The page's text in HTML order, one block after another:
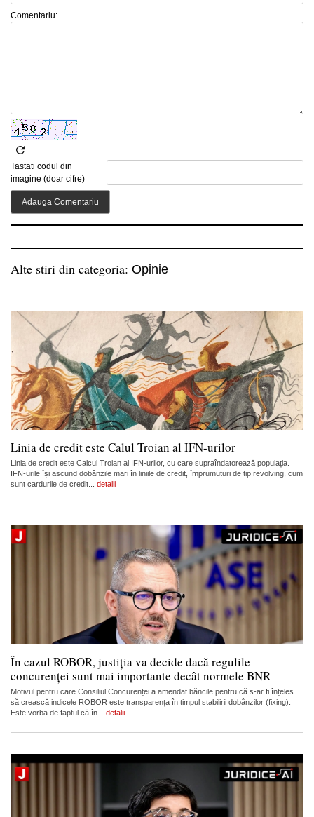
Comentariu:
Tastati codul din
imagine (doar cifre)
Alte stiri din categoria: Opinie
Linia de credit este Calul Troian al IFN-urilor
Linia de credit este Calcul Troian al IFN-urilor, cu care supraîndatorează populația.
IFN-urile își ascund dobânzile mari în liniile de credit, împrumuturi de tip revolving, cum
sunt cardurile de credit... detalii
În cazul ROBOR, justiția va decide dacă regulile
concurenței sunt mai importante decât normele BNR
Motivul pentru care Consiliul Concurenței a amendat băncile pentru că s-ar fi înțeles
să crească indicele ROBOR este transparența în timpul stabilirii dobânzilor (fixing).
Este vorba de faptul că în... detalii